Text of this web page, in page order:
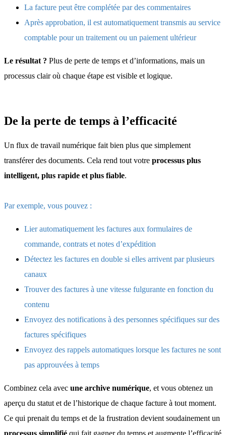
La facture peut être complétée par des commentaires
Après approbation, il est automatiquement transmis au service
comptable pour un traitement ou un paiement ultérieur
Le résultat ? Plus de perte de temps et d’informations, mais un
processus clair où chaque étape est visible et logique.
De la perte de temps à l’efficacité
Un flux de travail numérique fait bien plus que simplement
transférer des documents. Cela rend tout votre processus plus
intelligent, plus rapide et plus fiable.
Par exemple, vous pouvez :
Lier automatiquement les factures aux formulaires de
commande, contrats et notes d’expédition
Détectez les factures en double si elles arrivent par plusieurs
canaux
Trouver des factures à une vitesse fulgurante en fonction du
contenu
Envoyez des notifications à des personnes spécifiques sur des
factures spécifiques
Envoyez des rappels automatiques lorsque les factures ne sont
pas approuvées à temps
Combinez cela avec une archive numérique, et vous obtenez un
aperçu du statut et de l’historique de chaque facture à tout moment.
Ce qui prenait du temps et de la frustration devient soudainement un
processus simplifié qui fait gagner du temps et augmente l’efficacité